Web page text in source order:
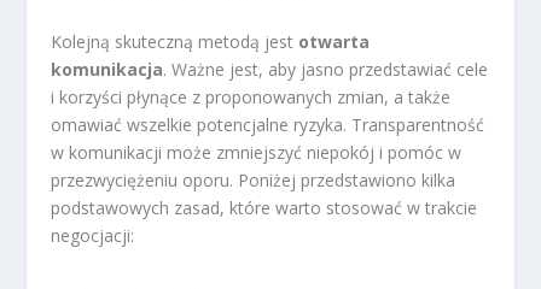
Kolejną skuteczną metodą jest otwarta
komunikacja. Ważne jest, aby jasno przedstawiać cele
i korzyści płynące z proponowanych zmian, a także
omawiać wszelkie potencjalne ryzyka. Transparentność
w komunikacji może zmniejszyć niepokój i pomóc w
przezwyciężeniu oporu. Poniżej przedstawiono kilka
podstawowych zasad, które warto stosować w trakcie
negocjacji: